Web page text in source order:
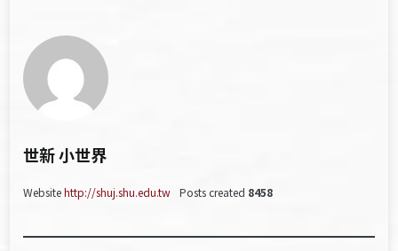
世新 小世界
Websitehttp://shuj.shu.edu.tw Posts created 8458